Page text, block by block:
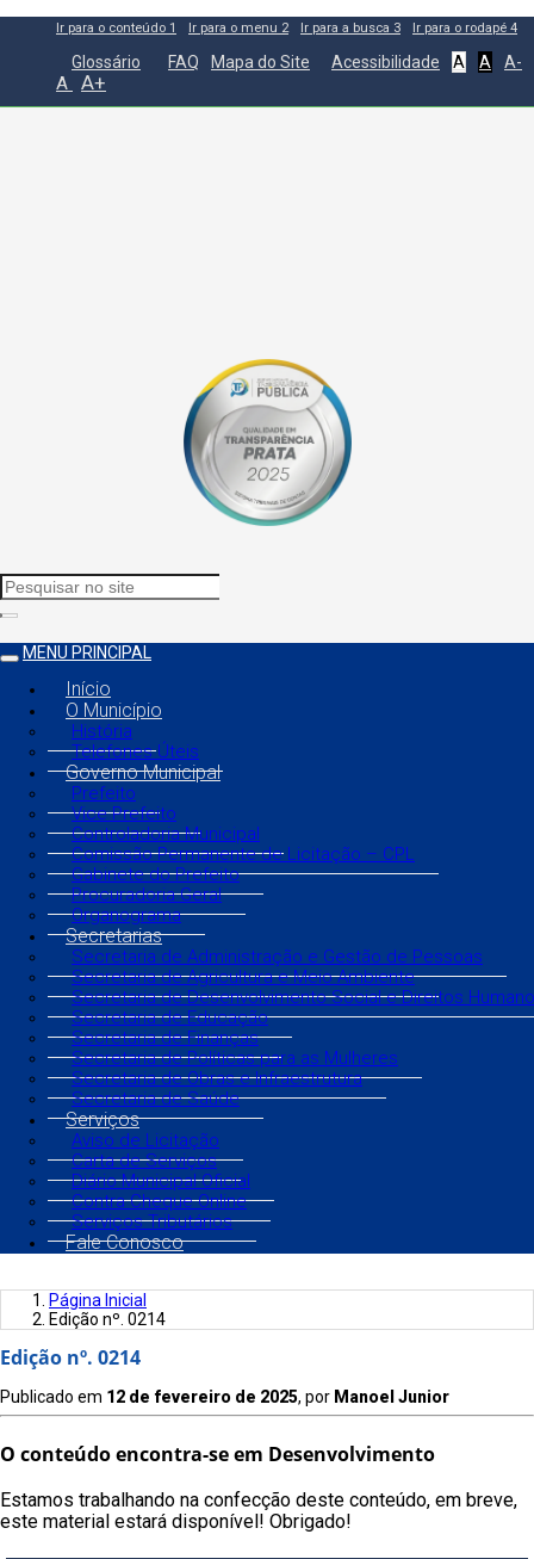
Ir para o conteúdo 1 Ir para o menu 2 Ir para a busca 3 Ir para o rodapé 4
Glossário FAQ Mapa do Site Acessibilidade A A A-
A A+
MENU PRINCIPAL
Início
O Município
História
Telefones Úteis
Governo Municipal
Prefeito
Vice Prefeito
Controladoria Municipal
Comissão Permanente de Licitação – CPL
Gabinete do Prefeito
Procuradoria Geral
Organograma
Secretarias
Secretaria de Administração e Gestão de Pessoas
Secretaria de Agricultura e Meio Ambiente
Secretaria de Desenvolvimento Social e Direitos
Secretaria de Educação
Secretaria de Finanças
Secretaria de Políticas para as Mulheres
Secretaria de Obras e Infraestrutura
Secretaria de Saúde
Serviços
Aviso de Licitação
Carta de Serviços
Diário Municipal Oficial
Contra Cheque Online
Serviços Tributários
Fale Conosco
Página Inicial
Edição nº. 0214
Edição nº. 0214
Publicado em 12 de fevereiro de 2025, por Manoel Junior
O conteúdo encontra-se em Desenvolvimento
Estamos trabalhando na confecção deste conteúdo, em breve,
este material estará disponível! Obrigado!